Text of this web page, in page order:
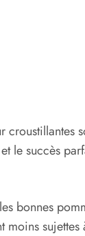
croustillantes
le succès
bonnes
moins